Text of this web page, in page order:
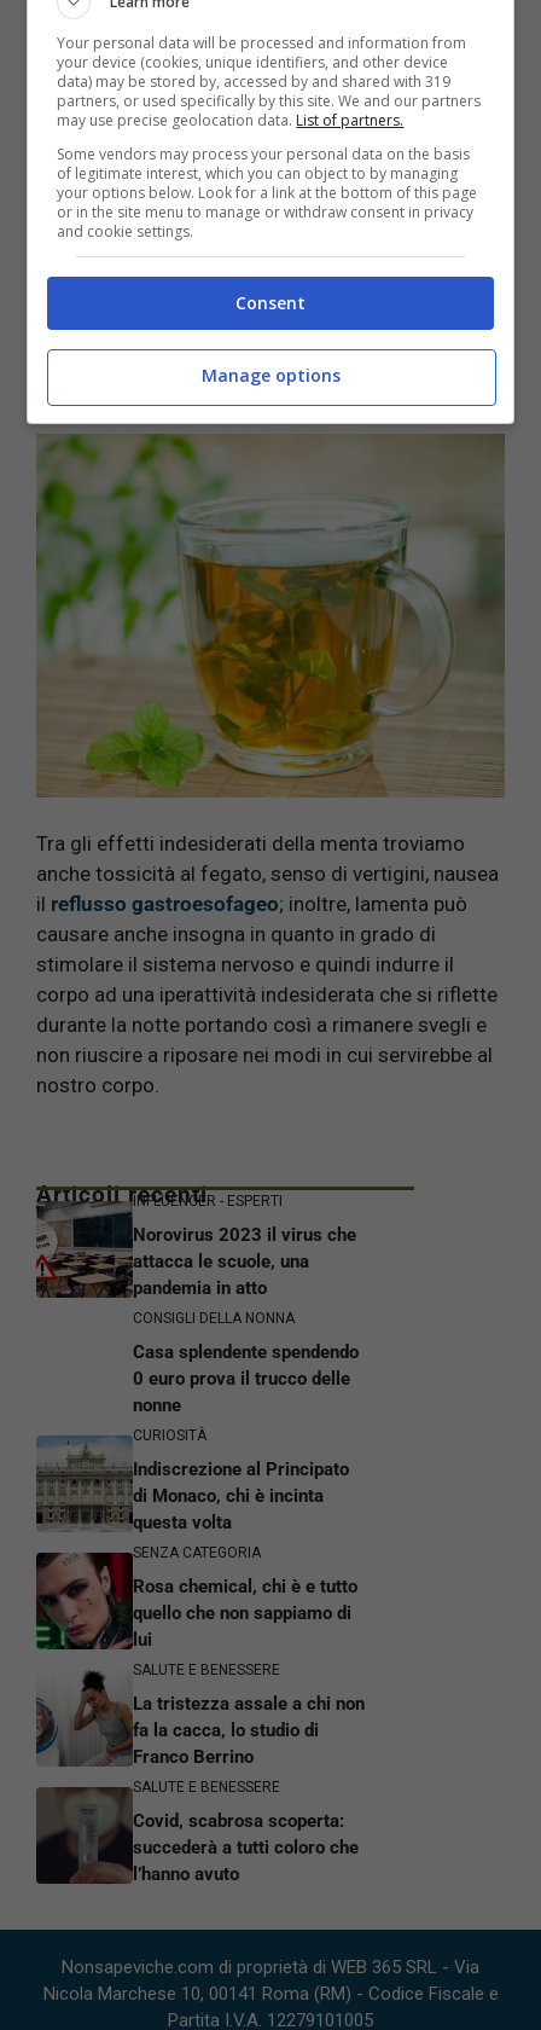
attenzione a non esagerare con il consumo della
tisana a base di menta, la voi quale potrebbe
metterci nelle condizioni di riscontrare effetti
indesiderati in caso di esubero.
Effetti indesiderati della
menta
Qualora, dunque, avessimoconsumato
eccessivamente mentaè possibile imbattersi in
eventuali reazioni allergiche per il quale bisogna
allertare immediatamente il medico e non solo.
Tra gli effetti indesiderati della menta troviamo
anche tossicità al fegato, senso di vertigini, nausea
il reflusso gastroesofageo; inoltre, lamenta può
causare anche insogna in quanto in grado di
stimolare il sistema nervoso e quindi indurre il
corpo ad una iperattività indesiderata che si riflette
durante la notte portando così a rimanere svegli e
non riuscire a riposare nei modi in cui servirebbe al
nostro corpo.
Articoli recentiINFLUENCER - ESPERTI
Norovirus 2023 il virus che
attacca le scuole, una
pandemia in atto
CONSIGLI DELLA NONNA
Casa splendente spendendo
0 euro prova il trucco delle
nonne
CURIOSITÀ
Indiscrezione al Principato
di Monaco, chi è incinta
questa volta
SENZA CATEGORIA
Rosa chemical, chi è e tutto
quello che non sappiamo di
lui
SALUTE E BENESSERE
La tristezza assale a chi non
fa la cacca, lo studio di
Franco Berrino
SALUTE E BENESSERE
Covid, scabrosa scoperta:
succederà a tutti coloro che
l’hanno avuto
Nonsapeviche.com di proprietà di WEB 365 SRL - Via
Nicola Marchese 10, 00141 Roma (RM) - Codice Fiscale e
Partita I.V.A. 12279101005
Your personal data will be processed and information from
your device (cookies, unique identifiers, and other device
data) may be stored by, accessed by and shared with 319
partners, or used specifically by this site. We and our partners
may use precise geolocation data. List of partners.
Some vendors may process your personal data on the basis
of legitimate interest, which you can object to by managing
your options below. Look for a link at the bottom of this page
or in the site menu to manage or withdraw consent in privacy
and cookie settings.
Consent
Manage options